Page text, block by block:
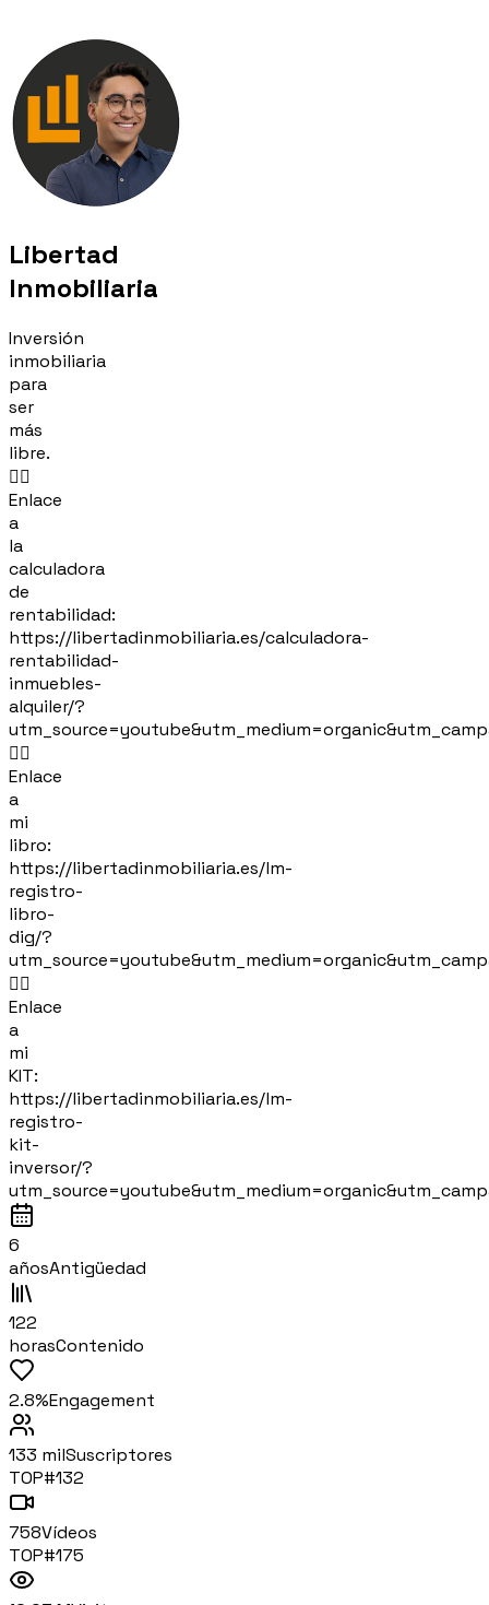
Libertad
Inmobiliaria
Inversión
inmobiliaria
para
ser
más
libre.
👉🏻
Enlace
a
la
calculadora
de
rentabilidad:
https://libertadinmobiliaria.es/calculadora-
rentabilidad-
inmuebles-
alquiler/?
👉🏻
Enlace
a
mi
libro:
https://libertadinmobiliaria.es/lm-
registro-
libro-
dig/?
👉🏻
Enlace
a
mi
KIT:
https://libertadinmobiliaria.es/lm-
registro-
kit-
inversor/?
6
añosAntigüedad
122
horasContenido
2.8%Engagement
133 milSuscriptores
TOP#132
758Vídeos
TOP#175